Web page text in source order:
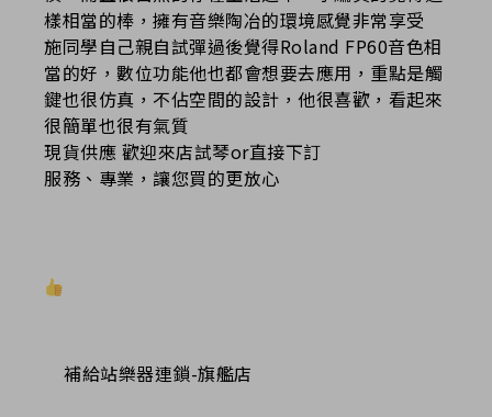
樣相當的棒，擁有音樂陶冶的環境感覺非常享受
施同學自己親自試彈過後覺得Roland FP60音色相
當的好，數位功能他也都會想要去應用，重點是觸
鍵也很仿真，不佔空間的設計，他很喜歡，看起來
很簡單也很有氣質
現貨供應 歡迎來店試琴or直接下訂
服務、專業，讓您買的更放心
補給站樂器連鎖-旗艦店